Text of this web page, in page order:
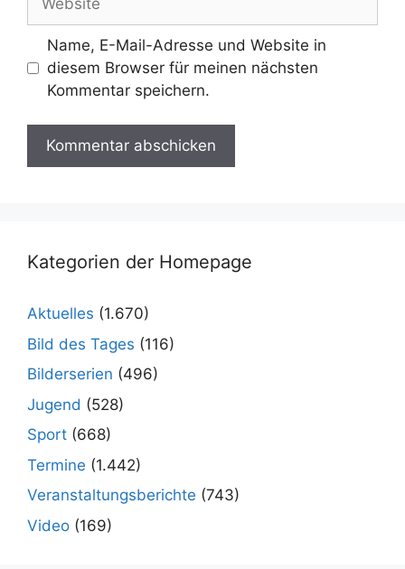
Name, E-Mail-Adresse und Website in
diesem Browser für meinen nächsten
Kommentar speichern.
Kategorien der Homepage
Aktuelles (1.670)
Bild des Tages (116)
Bilderserien (496)
Jugend (528)
Sport (668)
Termine (1.442)
Veranstaltungsberichte (743)
Video (169)